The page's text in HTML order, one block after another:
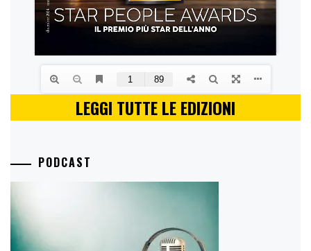
LEGGI TUTTE LE EDIZIONI
PODCAST